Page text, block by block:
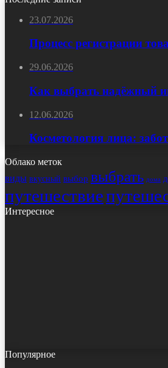
23.07.2026
Процесс регистрации
29.06.2026
Как выбрать надёжный
12.06.2026
Косметология лица:
Облако меток
виды вкусный выбор выбрать дома
путешествие
Интересное
Популярное